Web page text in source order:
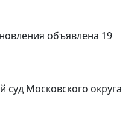
объявлена 19
Московского округа